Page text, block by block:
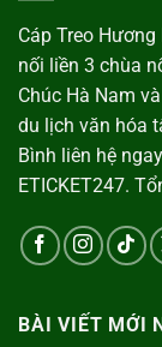
Cáp Treo
nối liền 3 chùa
Chúc Hà Nam
du lịch văn hóa
Bình liên hệ
ETICKET247.
BÀI VIẾT MỚI